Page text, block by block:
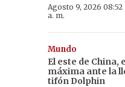
Agosto 9, 2026 08:52
a. m.
Mundo
El este de China,
máxima ante la
tifón Dolphin